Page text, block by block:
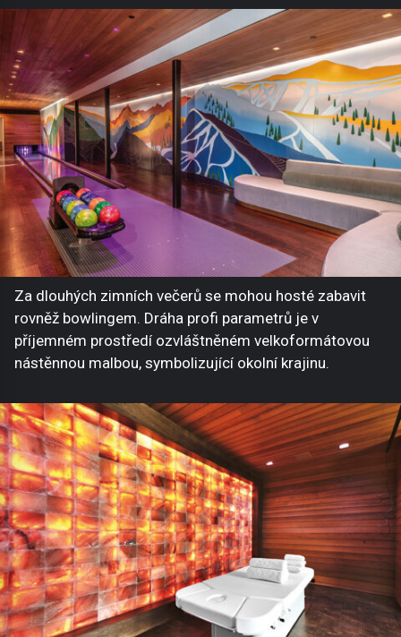
Za dlouhých zimních večerů se mohou hosté zabavit
rovněž bowlingem. Dráha profi parametrů je v
příjemném prostředí ozvláštněném velkoformátovou
nástěnnou malbou, symbolizující okolní krajinu.